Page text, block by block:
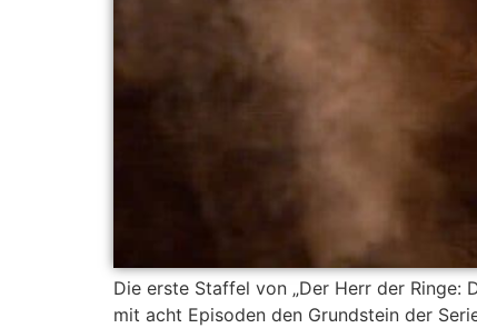
Die erste Staffel von „Der Herr der Ringe:
mit acht Episoden den Grundstein der